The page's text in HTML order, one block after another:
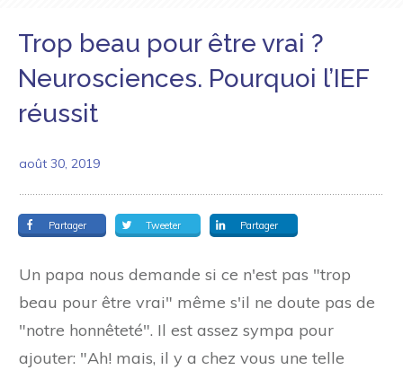
Trop beau pour être vrai ?
Neurosciences. Pourquoi l’IEF
réussit
août 30, 2019
Partager Tweeter Partager
Un papa nous demande si ce n'est pas "trop
beau pour être vrai" même s'il ne doute pas de
"notre honnêteté". Il est assez sympa pour
ajouter: "Ah! mais, il y a chez vous une telle